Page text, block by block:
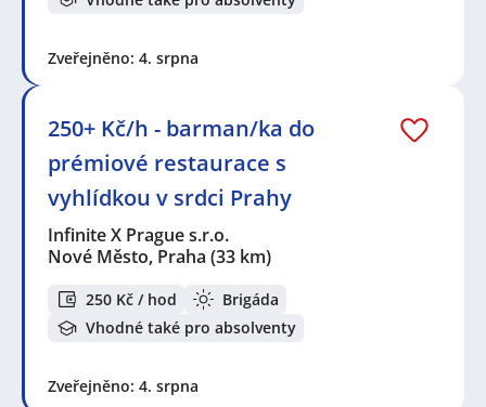
Zveřejněno: 4. srpna
250+ Kč/h - barman/ka do
prémiové restaurace s
vyhlídkou v srdci Prahy
Infinite X Prague s.r.o.
Nové Město, Praha (33 km)
250 Kč / hod
Brigáda
Vhodné také pro absolventy
Zveřejněno: 4. srpna